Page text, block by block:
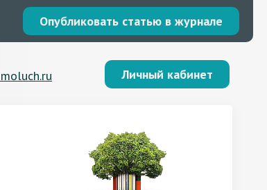
Опубликовать статью в журнале
Личный кабинет